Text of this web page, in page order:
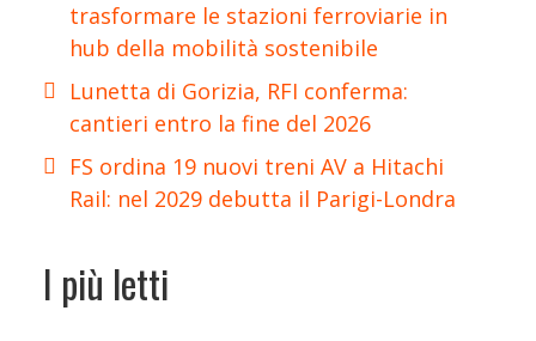
trasformare le stazioni ferroviarie in
hub della mobilità sostenibile
Lunetta di Gorizia, RFI conferma:
cantieri entro la fine del 2026
FS ordina 19 nuovi treni AV a Hitachi
Rail: nel 2029 debutta il Parigi-Londra
I più letti